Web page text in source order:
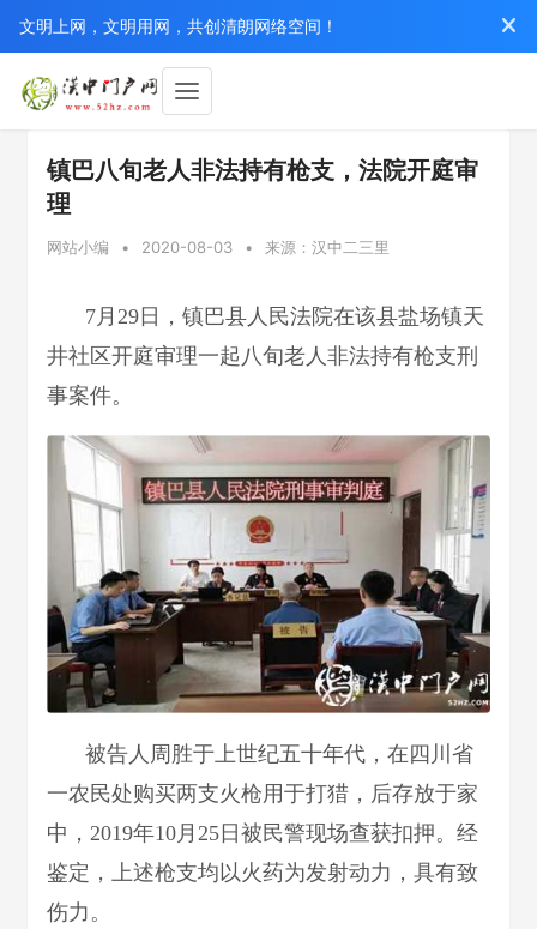
文明上网，文明用网，共创清朗网络空间！
镇巴八旬老人非法持有枪支，法院开庭审
理
网站小编 • 2020-08-03 • 来源：汉中二三里
7月29日，镇巴县人民法院在该县盐场镇天
井社区开庭审理一起八旬老人非法持有枪支刑
事案件。
被告人周胜于上世纪五十年代，在四川省
一农民处购买两支火枪用于打猎，后存放于家
中，2019年10月25日被民警现场查获扣押。经
鉴定，上述枪支均以火药为发射动力，具有致
伤力。